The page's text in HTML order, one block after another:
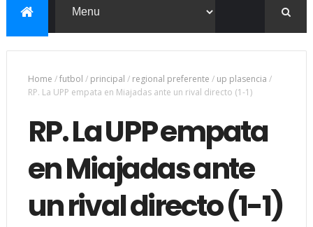
Home /futbol / principal / regional preferente / up plasencia /
RP. La UPP empata en Miajadas ante un rival directo (1-1)
RP. La UPP empata
en Miajadas ante
un rival directo (1-1)